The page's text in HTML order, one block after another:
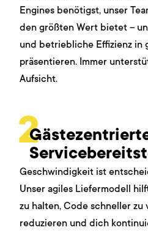
Engines benötigst, unser
den größten Wert bietet –
und betriebliche Effizienz in
präsentieren. Immer
Aufsicht.
2
Geschwindigkeit ist
Unser agiles Liefermodell
zu halten, Code schneller zu
reduzieren und dich